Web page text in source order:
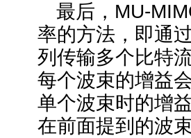
最后，MU-
率的方法，即通
列传输多个比特
每个波束的增益
单个波束时的增
在前面提到的波